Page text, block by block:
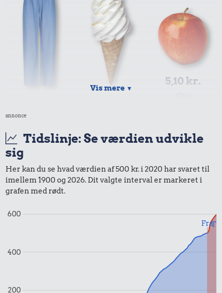
Bukser
5,10 kr.
100 g garn
16 kr.
10 karklude
Vis mere ▼
annonce
Tidslinje: Se værdien udvikle
sig
Her kan du se hvad værdien af 500 kr. i 2020 har svaret til
imellem 1900 og 2026. Dit valgte interval er markeret i
grafen med rødt.
200
400
600
FraTil